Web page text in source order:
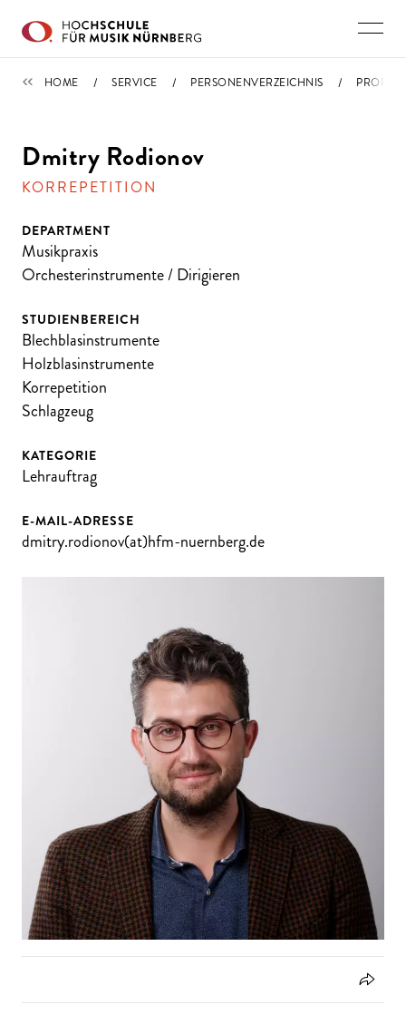
PERSONENVERZEICHNIS
HOME SERVICE PERSONENVERZEICHNIS PROFIL
Dmitry Rodionov
KORREPETITION
DEPARTMENT
Musikpraxis
Orchesterinstrumente / Dirigieren
STUDIENBEREICH
Blechblasinstrumente
Holzblasinstrumente
Korrepetition
Schlagzeug
KATEGORIE
Lehrauftrag
E-MAIL-ADRESSE
dmitry.rodionov(at)hfm-nuernberg.de